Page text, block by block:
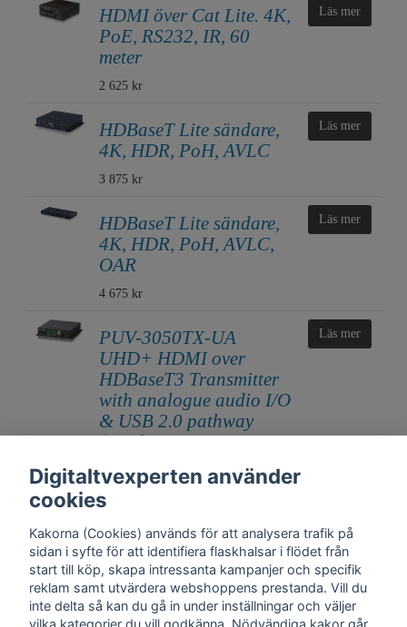
HDMI över Cat Lite. 4K,
PoE, RS232, IR, 60
meter
2 625 kr
Läs mer
HDBaseT Lite sändare,
4K, HDR, PoH, AVLC
3 875 kr
Läs mer
HDBaseT Lite sändare,
4K, HDR, PoH, AVLC,
OAR
4 675 kr
Läs mer
PUV-3050TX-UA
UHD+ HDMI over
HDBaseT3 Transmitter
with analogue audio I/O
& USB 2.0 pathway
(18Gbps, 4K@60Hz
8 750 kr
Läs mer
Digitaltvexperten använder
cookies
Kakorna (Cookies) används för att analysera trafik på
sidan i syfte för att identifiera flaskhalsar i flödet från
start till köp, skapa intressanta kampanjer och specifik
reklam samt utvärdera webshoppens prestanda. Vill du
inte delta så kan du gå in under inställningar och väljer
vilka kategorier du vill godkänna. Nödvändiga kakor går